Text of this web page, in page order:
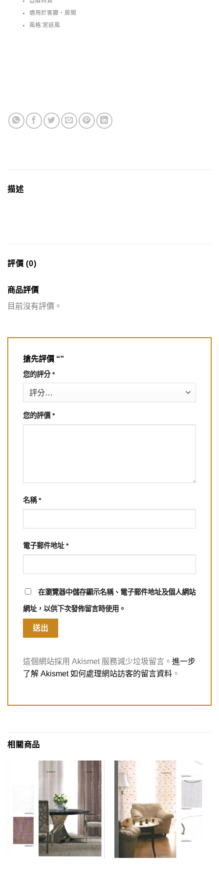
適用於客廳、房間
風格:宮廷風
描述
評價 (0)
商品評價
目前沒有評價。
搶先評價 “”
您的評分*
您的評價 *
名稱*
電子郵件地址*
在瀏覽器中儲存顯示名稱、電子郵件地址及個人網站
網址，以供下次發佈留言時使用。
這個網站採用 Akismet 服務減少垃圾留言。 進一步
了解 Akismet 如何處理網站訪客的留言資料 。
相關商品